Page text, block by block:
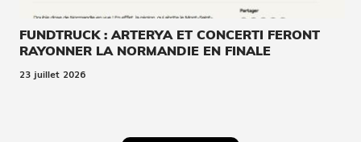
FUNDTRUCK : ARTERYA ET CONCERTI FERONT
RAYONNER LA NORMANDIE EN FINALE
23 juillet 2026